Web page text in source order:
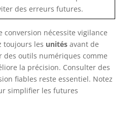
des erreurs futures.
conversion nécessite vigilance
toujours les unitésavant de
des outils numériques comme
la précision. Consulter des
fiables reste essentiel. Notez
simplifier les futures